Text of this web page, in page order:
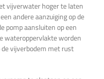
vijverwater hoger te laten
andere aanzuiging op de
pomp aansluiten op een
wateroppervlakte worden
vijverbodem met rust